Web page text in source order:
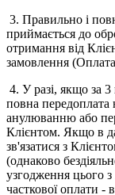
3. Правильно і
приймається до
отримання від
замовлення
4. У разі, якщо за
повна передоплата
анулюванню або
Клієнтом. Якщо в
зв'язатися з
(однаково
узгодження цього
часткової оплати -